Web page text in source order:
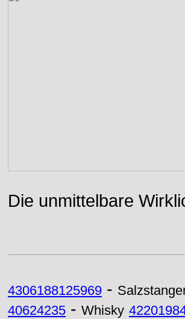
Die unmittelbare
4306188125969 -
40624235 - Whisky